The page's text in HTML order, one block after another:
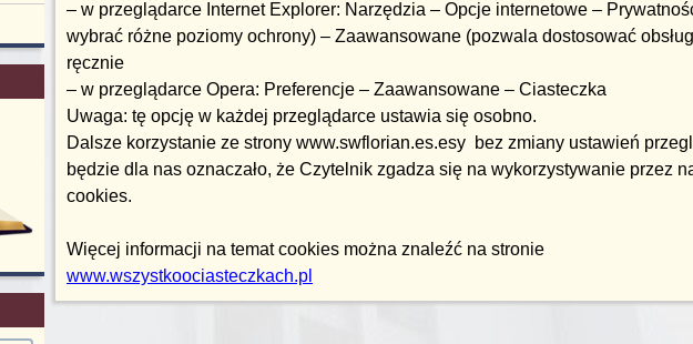
– w przeglądarce Internet Explorer: Narzędzia – Opcje internetowe –
wybrać różne poziomy ochrony) – Zaawansowane (pozwala dostosować
ręcznie
– w przeglądarce Opera: Preferencje – Zaawansowane – Ciasteczka
Uwaga: tę opcję w każdej przeglądarce ustawia się osobno.
Dalsze korzystanie ze strony www.swflorian.es.esy bez zmiany ustawień
będzie dla nas oznaczało, że Czytelnik zgadza się na wykorzystywanie przez
cookies.
Więcej informacji na temat cookies można znaleźć na stronie
www.wszystkoociasteczkach.pl